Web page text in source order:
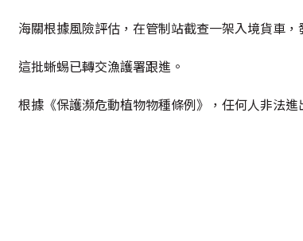
海關根據風險評估，在管制站截查一架入境貨車
這批蜥蜴已轉交漁護署跟進。
根據《保護瀕危動植物物種條例》，任何人非法